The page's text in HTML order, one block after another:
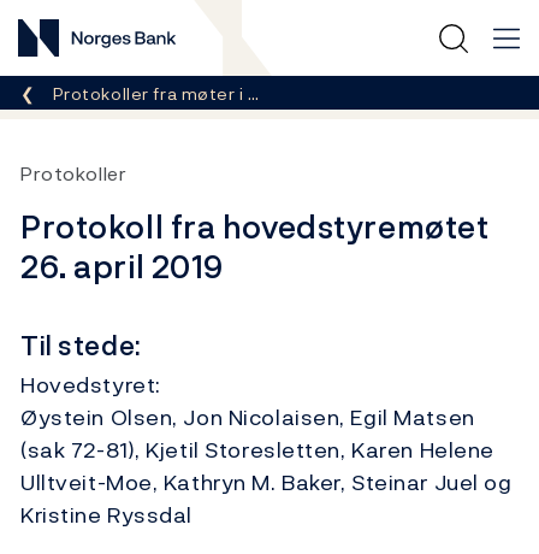
Norges Bank
Her er du nå:
Protokoller fra møter i …
Protokoller
Protokoll fra hovedstyremøtet
26. april 2019
Til stede:
Hovedstyret:
Øystein Olsen, Jon Nicolaisen, Egil Matsen
(sak 72-81), Kjetil Storesletten, Karen Helene
Ulltveit-Moe, Kathryn M. Baker, Steinar Juel og
Kristine Ryssdal